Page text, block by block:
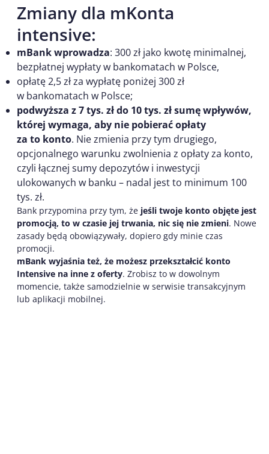
Zmiany dla mKonta
intensive:
mBank wprowadza: 300 zł jako kwotę minimalnej,
bezpłatnej wypłaty w bankomatach w Polsce,
opłatę 2,5 zł za wypłatę poniżej 300 zł
w bankomatach w Polsce;
podwyższa z 7 tys. zł do 10 tys. zł sumę wpływów,
której wymaga, aby nie pobierać opłaty
za to konto. Nie zmienia przy tym drugiego,
opcjonalnego warunku zwolnienia z opłaty za konto,
czyli łącznej sumy depozytów i inwestycji
ulokowanych w banku – nadal jest to minimum 100
tys. zł.
Bank przypomina przy tym, że jeśli twoje konto objęte jest
promocją, to w czasie jej trwania, nic się nie zmieni. Nowe
zasady będą obowiązywały, dopiero gdy minie czas
promocji.
mBank wyjaśnia też, że możesz przekształcić konto
Intensive na inne z oferty. Zrobisz to w dowolnym
momencie, także samodzielnie w serwisie transakcyjnym
lub aplikacji mobilnej.